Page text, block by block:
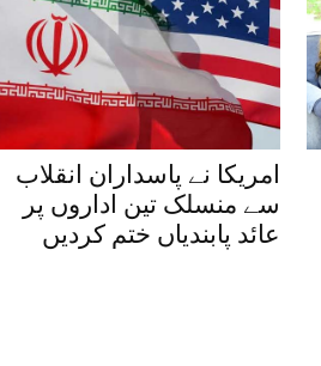
امریکا نے پاسداران انقلاب
سے منسلک تین اداروں پر
عائد پابندیاں ختم کردیں